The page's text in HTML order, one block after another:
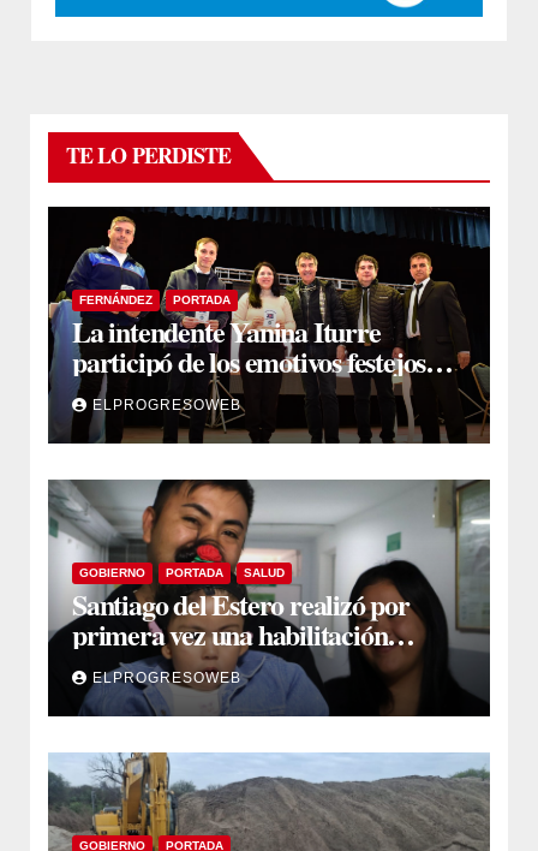
TE LO PERDISTE
FERNÁNDEZ PORTADA
La intendente Yanina Iturre
participó de los emotivos festejos
por el Aniversario del Taekwon-Do
en Fernández
ELPROGRESOWEB
GOBIERNO PORTADA SALUD
Santiago del Estero realizó por
primera vez una habilitación
auditiva con vincha de conducción
óseaELPROGRESOWEB
GOBIERNO PORTADA